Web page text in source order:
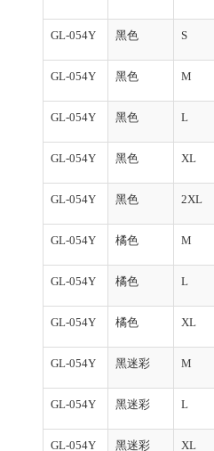
GL-054Y 黑色 S
GL-054Y 黑色 M
GL-054Y 黑色 L
GL-054Y 黑色 XL
GL-054Y 黑色 2XL
GL-054Y 橘色 M
GL-054Y 橘色 L
GL-054Y 橘色 XL
GL-054Y 黑迷彩 M
GL-054Y 黑迷彩 L
GL-054Y 黑迷彩 XL